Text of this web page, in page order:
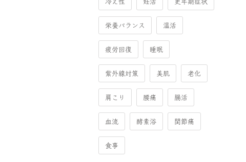
栄養バランス 温活
疲労回復 睡眠
紫外線対策 美肌 老化
肩こり 腰痛 腸活
血流 酵素浴 関節痛
食事